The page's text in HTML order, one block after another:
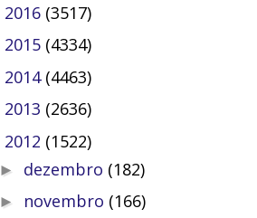
2016 (3517)
2015 (4334)
2014 (4463)
2013 (2636)
2012 (1522)
► dezembro (182)
► novembro (166)